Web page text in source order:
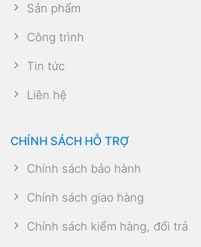
Sản phẩm
Công trình
Tin tức
Liên hệ
CHÍNH SÁCH HỖ TRỢ
Chính sách bảo hành
Chính sách giao hàng
Chính sách kiểm hàng, đổi trả